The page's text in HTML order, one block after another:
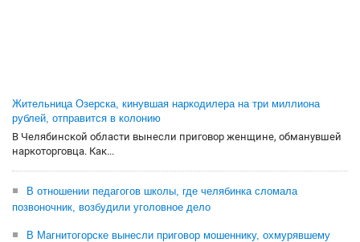
Жительница Озерска, кинувшая наркодилера на три миллиона
рублей, отправится в колонию
В Челябинской области вынесли приговор женщине, обманувшей
наркоторговца. Как...
В отношении педагогов школы, где челябинка сломала
позвоночник, возбудили уголовное дело
В Магнитогорске вынесли приговор мошеннику, охмурявшему